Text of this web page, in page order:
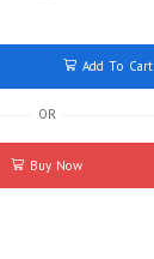
Add To Cart
OR
Buy Now